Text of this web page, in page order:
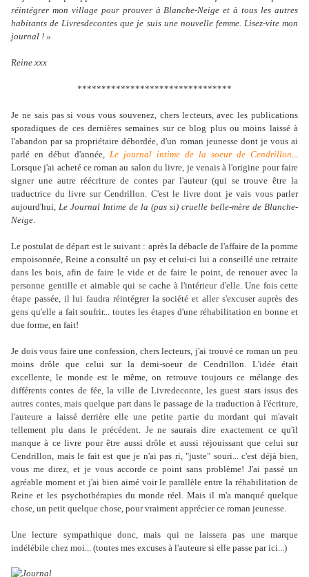
réintégrer mon village pour prouver à Blanche-Neige et à tous les autres
habitants de Livresdecontes que je suis une nouvelle femme. Lisez-vite mon
journal ! »
Reine xxx
********************************
Je ne sais pas si vous vous souvenez, chers lecteurs, avec les publications
sporadiques de ces dernières semaines sur ce blog plus ou moins laissé à
l'abandon par sa propriétaire débordée, d'un roman jeunesse dont je vous ai
parlé en début d'année, Le journal intime de la soeur de Cendrillon...
Lorsque j'ai acheté ce roman au salon du livre, je venais à l'origine pour faire
signer une autre réécriture de contes par l'auteur (qui se trouve être la
traductrice du livre sur Cendrillon. C'est le livre dont je vais vous parler
aujourd'hui, Le Journal Intime de la (pas si) cruelle belle-mère de Blanche-
Neige.
Le postulat de départ est le suivant : après la débacle de l'affaire de la pomme
empoisonnée, Reine a consulté un psy et celui-ci lui a conseillé une retraite
dans les bois, afin de faire le vide et de faire le point, de renouer avec la
personne gentille et aimable qui se cache à l'intérieur d'elle. Une fois cette
étape passée, il lui faudra réintégrer la société et aller s'excuser auprès des
gens qu'elle a fait soufrir... toutes les étapes d'une réhabilitation en bonne et
due forme, en fait!
Je dois vous faire une confession, chers lecteurs, j'ai trouvé ce roman un peu
moins drôle que celui sur la demi-soeur de Cendrillon. L'idée était
excellente, le monde est le même, on retrouve toujours ce mélange des
différents contes de fée, la ville de Livredeconte, les guest stars issus des
autres contes, mais quelque part dans le passage de la traduction à l'écriture,
l'auteure a laissé derrière elle une petite partie du mordant qui m'avait
tellement plu dans le précédent. Je ne saurais dire exactement ce qu'il
manque à ce livre pour être aussi drôle et aussi réjouissant que celui sur
Cendrillon, mais le fait est que je n'ai pas ri, "juste" souri... c'est déjà bien,
vous me direz, et je vous accorde ce point sans problème! J'ai passé un
agréable moment et j'ai bien aimé voir le parallèle entre la réhabilitation de
Reine et les psychothérapies du monde réel. Mais il m'a manqué quelque
chose, un petit quelque chose, pour vraiment apprécier ce roman jeunesse.
Une lecture sympathique donc, mais qui ne laissera pas une marque
indélébile chez moi... (toutes mes excuses à l'auteure si elle passe par ici...)